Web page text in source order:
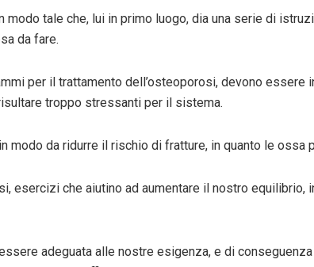
tale che, lui in primo luogo, dia una serie di
da fare.
per il trattamento dell’osteoporosi, devono essere
troppo stressanti per il sistema.
modo da ridurre il rischio di fratture, in quanto le
esercizi che aiutino ad aumentare il nostro
adeguata alle nostre esigenza, e di